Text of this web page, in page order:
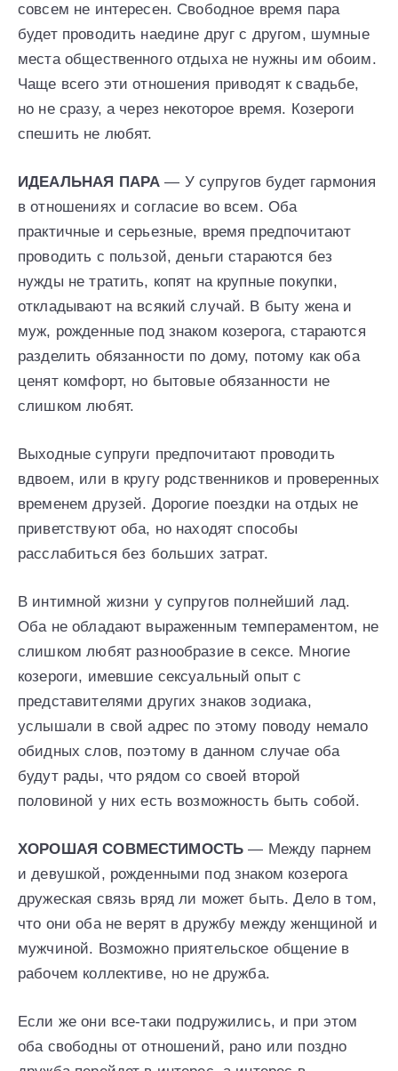
совсем не интересен. Свободное время пара
будет проводить наедине друг с другом, шумные
места общественного отдыха не нужны им обоим.
Чаще всего эти отношения приводят к свадьбе,
но не сразу, а через некоторое время. Козероги
спешить не любят.
ИДЕАЛЬНАЯ ПАРА — У супругов будет гармония
в отношениях и согласие во всем. Оба
практичные и серьезные, время предпочитают
проводить с пользой, деньги стараются без
нужды не тратить, копят на крупные покупки,
откладывают на всякий случай. В быту жена и
муж, рожденные под знаком козерога, стараются
разделить обязанности по дому, потому как оба
ценят комфорт, но бытовые обязанности не
слишком любят.
Выходные супруги предпочитают проводить
вдвоем, или в кругу родственников и проверенных
временем друзей. Дорогие поездки на отдых не
приветствуют оба, но находят способы
расслабиться без больших затрат.
В интимной жизни у супругов полнейший лад.
Оба не обладают выраженным темпераментом, не
слишком любят разнообразие в сексе. Многие
козероги, имевшие сексуальный опыт с
представителями других знаков зодиака,
услышали в свой адрес по этому поводу немало
обидных слов, поэтому в данном случае оба
будут рады, что рядом со своей второй
половиной у них есть возможность быть собой.
ХОРОШАЯ СОВМЕСТИМОСТЬ — Между парнем
и девушкой, рожденными под знаком козерога
дружеская связь вряд ли может быть. Дело в том,
что они оба не верят в дружбу между женщиной и
мужчиной. Возможно приятельское общение в
рабочем коллективе, но не дружба.
Если же они все-таки подружились, и при этом
оба свободны от отношений, рано или поздно